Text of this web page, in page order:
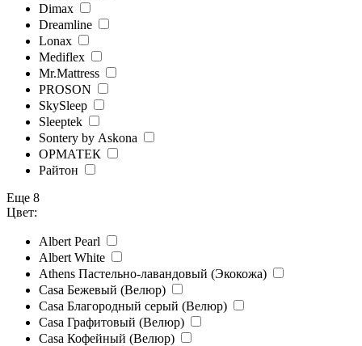
Dimax
Dreamline
Lonax
Mediflex
Mr.Mattress
PROSON
SkySleep
Sleeptek
Sontery by Askona
ОРМАТЕК
Райтон
Еще 8
Цвет:
Albert Pearl
Albert White
Athens Пастельно-лавандовый (Экокожа)
Casa Бежевый (Велюр)
Casa Благородный серый (Велюр)
Casa Графитовый (Велюр)
Casa Кофейный (Велюр)